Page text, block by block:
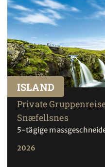
ISLAND
Private
Snæfellsnes
5-tägige
2026